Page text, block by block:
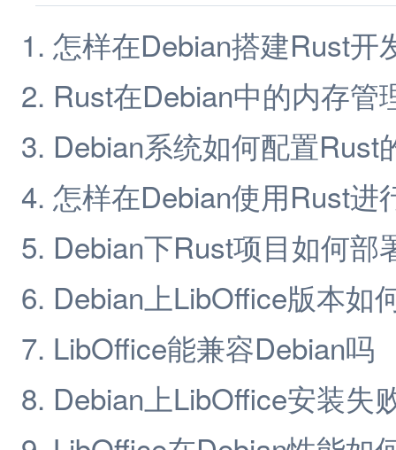
怎样在Debian搭建Rust开
Rust在Debian中的内存管
Debian系统如何配置Rust
怎样在Debian使用Rust进
Debian下Rust项目如何部
Debian上LibOffice版本如
LibOffice能兼容Debian吗
Debian上LibOffice安装失